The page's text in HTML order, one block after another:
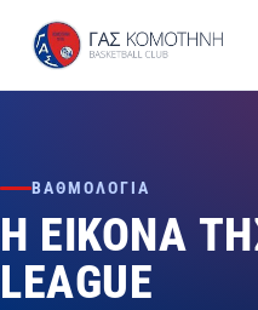
ΒΑΘΜΟΛΟΓΊΑ
Η ΕΙΚΌΝΑ
LEAGUE